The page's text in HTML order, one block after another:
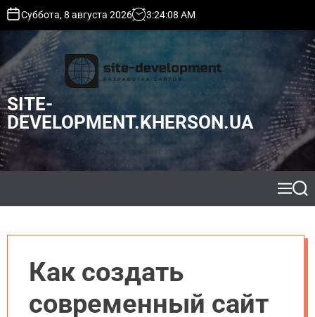
t
o
c
o
n
t
e
Суббота, 8 августа 2026 3:24:09 AM
SITE-
DEVELOPMENT.KHERSON.UA
M
e
S
e
Как создать
современный сайт